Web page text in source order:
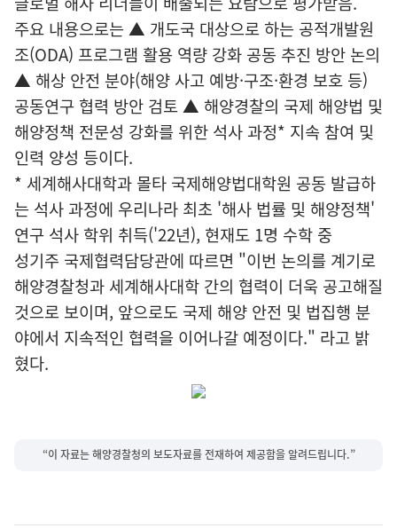
주요 내용으로는 ▲ 개도국 대상으로 하는 공적개발원
조(ODA) 프로그램 활용 역량 강화 공동 추진 방안 논의
▲ 해상 안전 분야(해양 사고 예방·구조·환경 보호 등)
공동연구 협력 방안 검토 ▲ 해양경찰의 국제 해양법 및
해양정책 전문성 강화를 위한 석사 과정* 지속 참여 및
인력 양성 등이다.
* 세계해사대학과 몰타 국제해양법대학원 공동 발급하
는 석사 과정에 우리나라 최초 '해사 법률 및 해양정책'
연구 석사 학위 취득('22년), 현재도 1명 수학 중
성기주 국제협력담당관에 따르면 "이번 논의를 계기로
해양경찰청과 세계해사대학 간의 협력이 더욱 공고해질
것으로 보이며, 앞으로도 국제 해양 안전 및 법집행 분
야에서 지속적인 협력을 이어나갈 예정이다." 라고 밝
혔다.
“이 자료는 해양경찰청의 보도자료를 전재하여 제공함을 알려드립니다.”